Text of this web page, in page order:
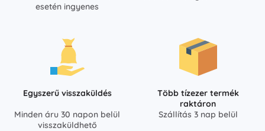
esetén ingyenes
Egyszerű visszaküldés
Minden áru 30 napon belül
visszaküldhető
Több tízezer termék
raktáron
Szállítás 3 nap belül